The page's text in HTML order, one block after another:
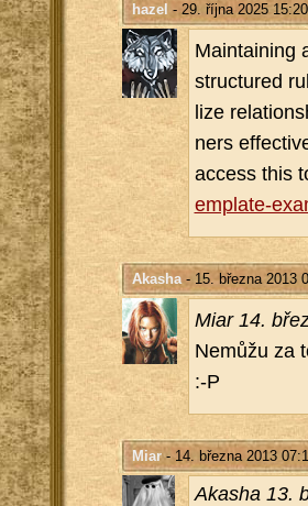
hazel - 29. října 2025 15:20
Ma­in­ta­i­ning
structu­red
li­ze
ners
ac­cess this
emplate-
Akasha- 15. března 2013
Miar 14.
Ne­můžu za
:-P
Miar- 14. března 2013
Aka­sha 13.